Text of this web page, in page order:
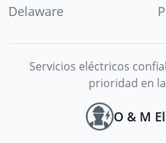
Delaware
Servicios eléctricos
prioridad en
O & M